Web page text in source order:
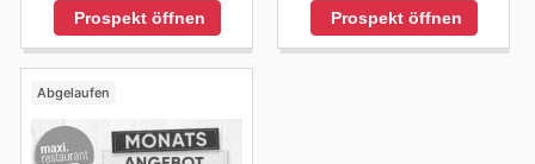
den
INTERSPAR flyers
können sie ihren Warenkorb
gezielt füllen und von den sorgfältig ausgewählten
Angeboten profitieren. Die Marke legt großen Wert
beste Preis-Leistungs-Verhältnis erhalten, und die
regelmäßigen Veröffentlichungen der
weekly adssind ein zentraler Bestandteil dieser
Prospekt öffnen Prospekt öffnen
Abgelaufen